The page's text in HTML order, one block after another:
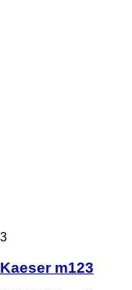
3
Kaeser m123